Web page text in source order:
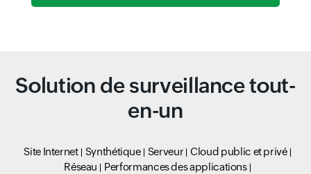
Solution de surveillance tout-
en-un
Site Internet Synthétique Serveur
Cloud public et privé
Réseau
Performances des applications